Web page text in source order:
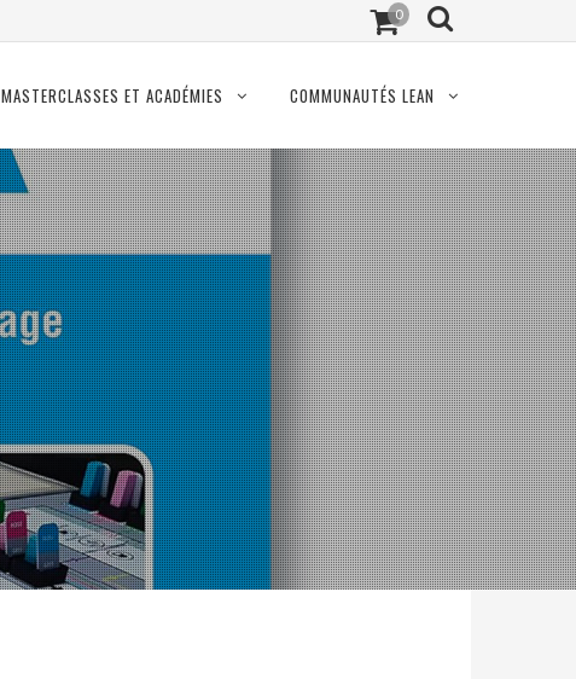
0
MASTERCLASSES ET ACADÉMIES COMMUNAUTÉS LEAN